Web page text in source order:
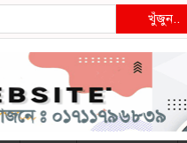
খুঁজুন..